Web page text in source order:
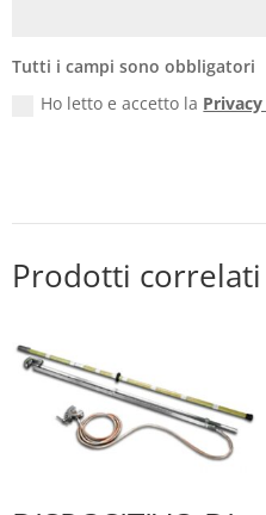
Tutti i campi sono obbligatori
Ho letto e accetto la
Prodotti correlati